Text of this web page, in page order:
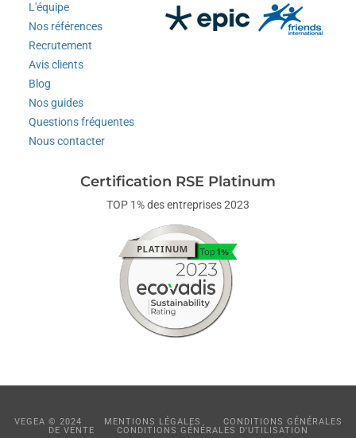
L'équipe
Nos références
Recrutement
Avis clients
Blog
Nos guides
Questions fréquentes
Nous contacter
Certification RSE Platinum
TOP 1% des entreprises 2023
VEGEA © 2024 MENTIONS LÉGALES
CONDITIONS GÉNÉRALES
DE VENTE
CONDITIONS GÉNÉRALES D'UTILISATION